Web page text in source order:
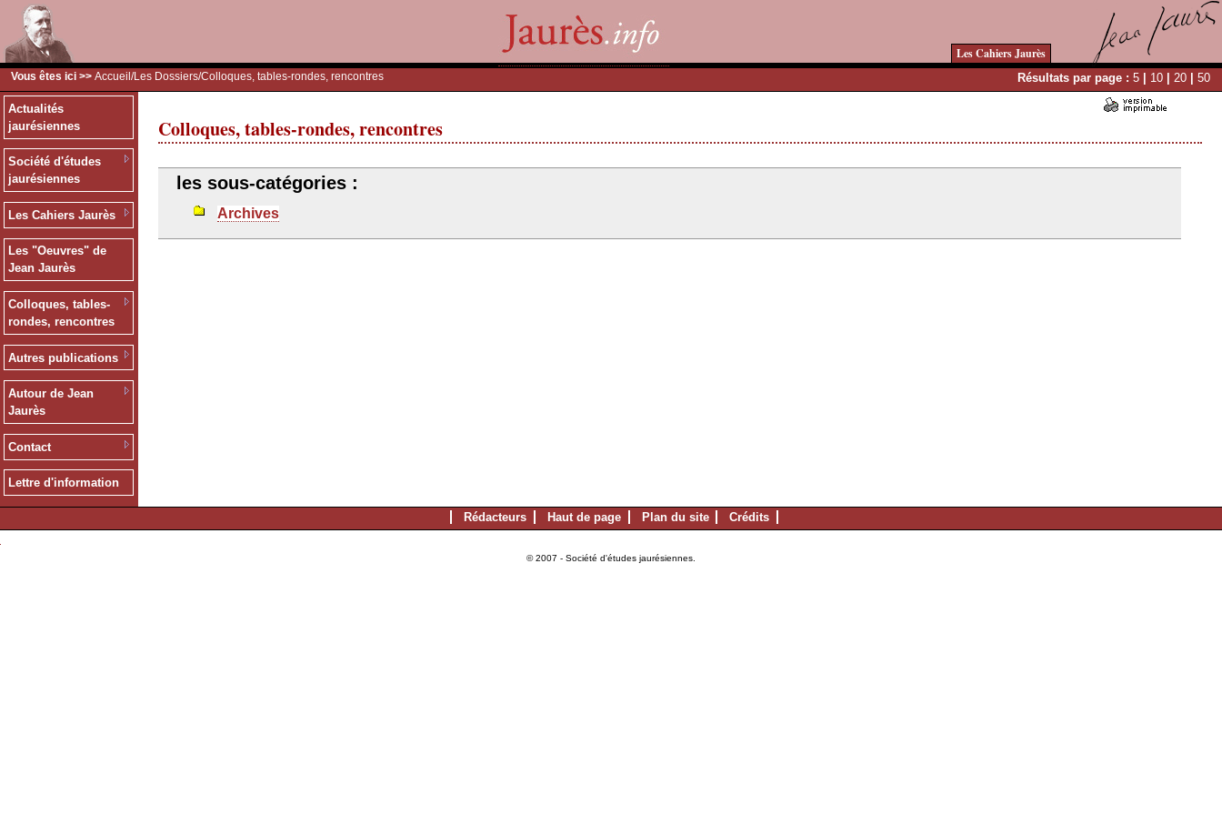
Les Cahiers Jaurès
Vous êtes ici >> Accueil /Les Dossiers/Colloques, tables-rondes, rencontres Résultats par page : 5 | 10 | 20 | 50
Actualités
jaurésiennes
Société d'études
jaurésiennes
Les Cahiers Jaurès
Les "Oeuvres" de
Jean Jaurès
Colloques, tables-
rondes, rencontres
Autres publications
Autour de Jean
Jaurès
Contact
Lettre d'information
Colloques, tables-rondes, rencontres
les sous-catégories :
Archives
Rédacteurs Haut de page Plan du site Crédits
© 2007 - Société d'études jaurésiennes.